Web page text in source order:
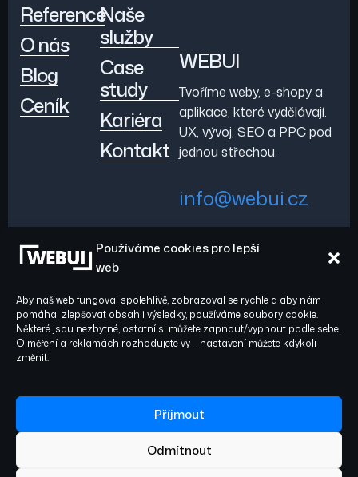
Používáme cookies pro lepší
web
Aby náš web fungoval spolehlivě, zobrazoval se rychle a aby nám
pomáhal zlepšovat obsah i výsledky, používáme soubory cookie.
Některé jsou nezbytné, ostatní si můžete zapnout/vypnout podle sebe.
O měření a reklamách rozhodujete vy – nastavení můžete kdykoli
změnit.
Příjmout
Odmítnout
Reference
O nás
Blog
Ceník
Naše
služby
Case
study
Kariéra
Kontakt
WEBUI
Tvoříme weby, e-shopy a
aplikace, které vydělávají.
UX, vývoj, SEO a PPC pod
jednou střechou.
info@webui.cz
+420 778 029 782
© 2026 WEBUI. Všechna
Sledujte nás: